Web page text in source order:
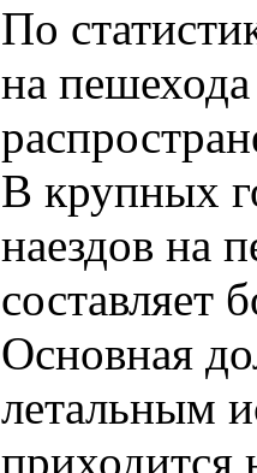
По
на
В крупных
наездов на
составляет
Основная
летальным
приходится